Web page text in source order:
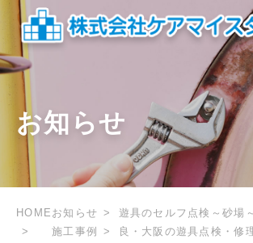
お知らせ
HOME お知らせ
施工事例
遊具のセルフ点検～砂場
良・大阪の遊具点検・修